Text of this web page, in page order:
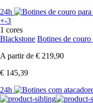
24h
+-3
1 cores
Blackstone Botines de
A partir de € 219,90
€ 145,39
24h